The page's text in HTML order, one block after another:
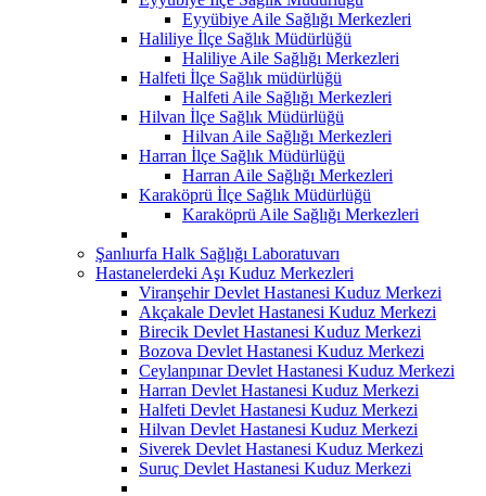
Eyyübiye Aile Sağlığı Merkezleri
Haliliye İlçe Sağlık Müdürlüğü
Haliliye Aile Sağlığı Merkezleri
Halfeti İlçe Sağlık müdürlüğü
Halfeti Aile Sağlığı Merkezleri
Hilvan İlçe Sağlık Müdürlüğü
Hilvan Aile Sağlığı Merkezleri
Harran İlçe Sağlık Müdürlüğü
Harran Aile Sağlığı Merkezleri
Karaköprü İlçe Sağlık Müdürlüğü
Karaköprü Aile Sağlığı Merkezleri
Şanlıurfa Halk Sağlığı Laboratuvarı
Hastanelerdeki Aşı Kuduz Merkezleri
Viranşehir Devlet Hastanesi Kuduz Merkezi
Akçakale Devlet Hastanesi Kuduz Merkezi
Birecik Devlet Hastanesi Kuduz Merkezi
Bozova Devlet Hastanesi Kuduz Merkezi
Ceylanpınar Devlet Hastanesi Kuduz Merkezi
Harran Devlet Hastanesi Kuduz Merkezi
Halfeti Devlet Hastanesi Kuduz Merkezi
Hilvan Devlet Hastanesi Kuduz Merkezi
Siverek Devlet Hastanesi Kuduz Merkezi
Suruç Devlet Hastanesi Kuduz Merkezi